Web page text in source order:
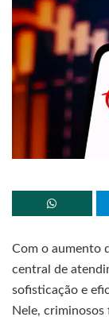
Com o aumento
central de
sofisticação e
Nele,